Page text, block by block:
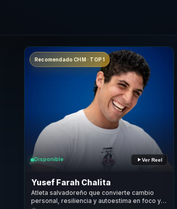
Recomendado CHM · TOP 1
Disponible Ver Reel
Yusef Farah Chalita
Atleta salvadoreño que convierte cambio
personal, resiliencia y autoestima en foco y